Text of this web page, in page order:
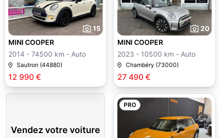
15
12 990 €
MINI COOPER
2014 - 74500 km - Auto
Sautron (44880)
20
27 490 €
MINI COOPER
2023 - 10500 km - Auto
Chambéry (73000)
Vendez votre voiture
PRO